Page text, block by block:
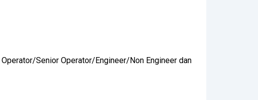
Senior Operator/Engineer/Non Engineer dan